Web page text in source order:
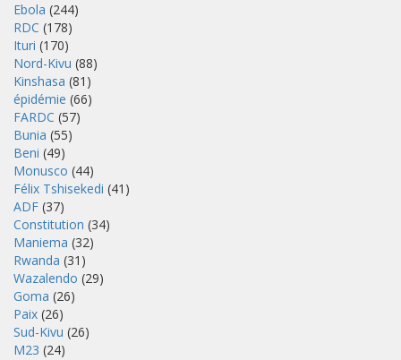
Ebola (244)
RDC (178)
Ituri (170)
Nord-Kivu (88)
Kinshasa (81)
épidémie (66)
FARDC (57)
Bunia (55)
Beni (49)
Monusco (44)
Félix Tshisekedi (41)
ADF (37)
Constitution (34)
Maniema (32)
Rwanda (31)
Wazalendo (29)
Goma (26)
Paix (26)
Sud-Kivu (26)
M23 (24)